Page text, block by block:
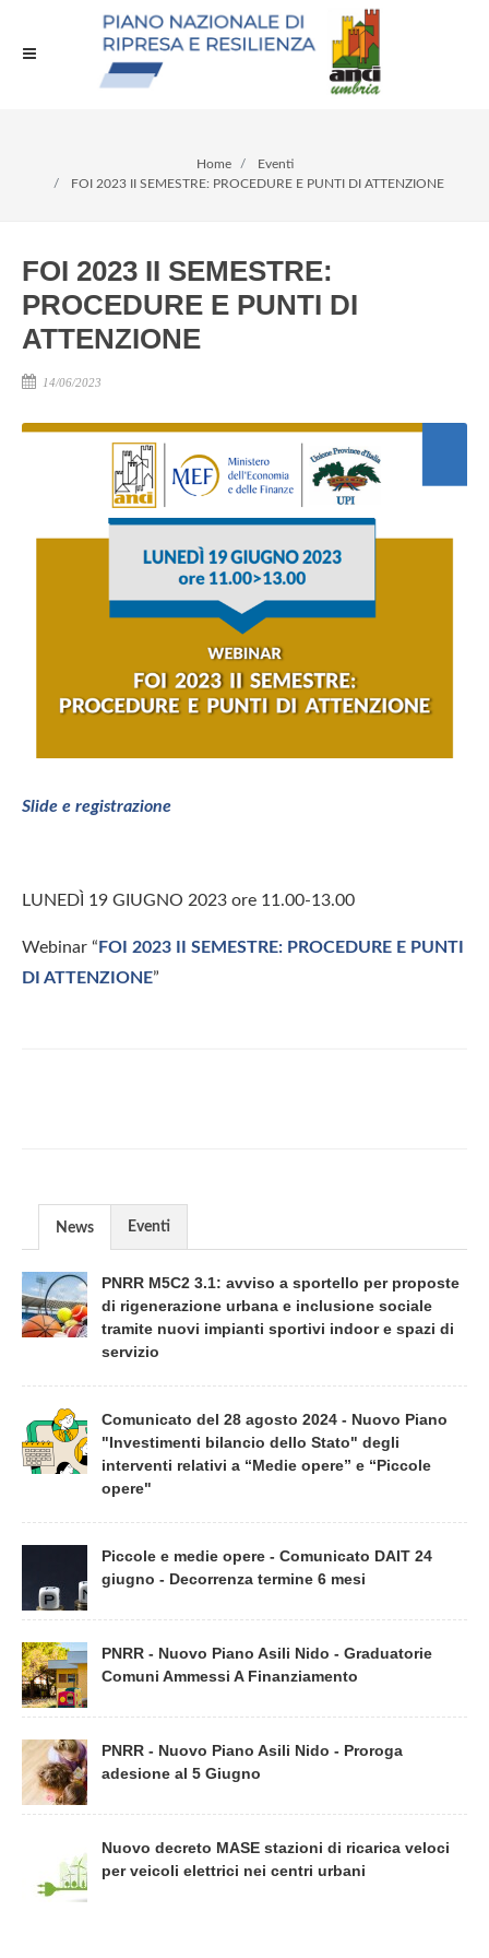
Home
Eventi
FOI 2023 II SEMESTRE: PROCEDURE E PUNTI DI ATTENZIONE
FOI 2023 II SEMESTRE:
PROCEDURE E PUNTI DI
ATTENZIONE
14/06/2023
Slide e registrazione
LUNEDÌ 19 GIUGNO 2023 ore 11.00-13.00
Webinar “ FOI 2023 II SEMESTRE: PROCEDURE E PUNTI
DI ATTENZIONE”
News Eventi
PNRR M5C2 3.1: avviso a sportello per proposte
di rigenerazione urbana e inclusione sociale
tramite nuovi impianti sportivi indoor e spazi di
servizio
Comunicato del 28 agosto 2024 - Nuovo Piano
"Investimenti bilancio dello Stato" degli
interventi relativi a “Medie opere” e “Piccole
opere"
Piccole e medie opere - Comunicato DAIT 24
giugno - Decorrenza termine 6 mesi
PNRR - Nuovo Piano Asili Nido - Graduatorie
Comuni Ammessi A Finanziamento
PNRR - Nuovo Piano Asili Nido - Proroga
adesione al 5 Giugno
Nuovo decreto MASE stazioni di ricarica veloci
per veicoli elettrici nei centri urbani